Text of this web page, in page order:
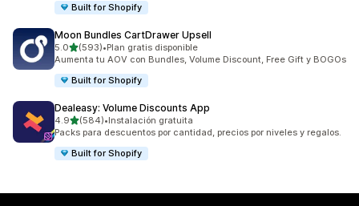
Built for Shopify
Moon Bundles CartDrawer Upsell
5.0de 5 estrellas
(593)
593 reseñas en total
•Plan gratis disponible
Aumenta tu AOV con Bundles, Volume Discount, Free Gift y BOGOs
Built for Shopify
Dealeasy: Volume Discounts App
4.9de 5 estrellas
(584)
584 reseñas en total
•Instalación gratuita
Packs para descuentos por cantidad, precios por niveles y regalos.
Built for Shopify